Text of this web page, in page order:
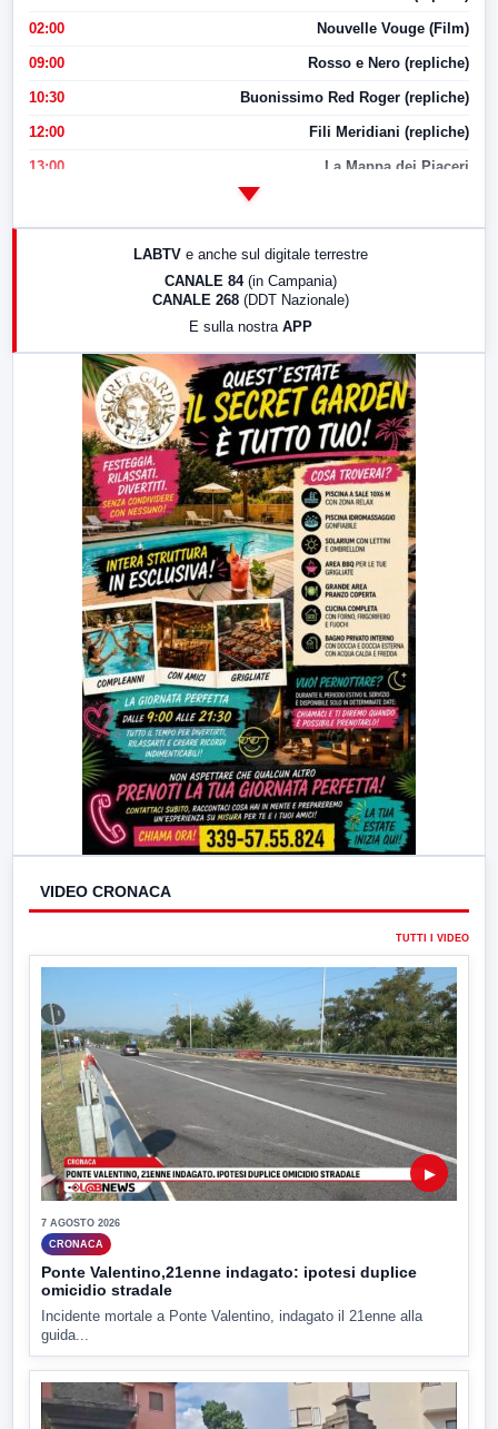
02:00 Nouvelle Vouge (Film)
09:00 Rosso e Nero (repliche)
10:30 Buonissimo Red Roger (repliche)
12:00 Fili Meridiani (repliche)
13:00 La Mappa dei Piaceri
LabNews (replica)
LABTV e anche sul digitale terrestre
CANALE 84 (in Campania)
CANALE 268 (DDT Nazionale)
E sulla nostra APP
VIDEO CRONACA
TUTTI I VIDEO
▶
7 AGOSTO 2026
CRONACA
Ponte Valentino,21enne indagato: ipotesi duplice
omicidio stradale
Incidente mortale a Ponte Valentino, indagato il 21enne alla
guida...